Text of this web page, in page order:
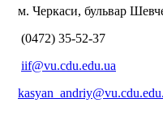
м. Черкаси, бульвар
(0472) 35-52-37
iif@vu.cdu.edu.ua